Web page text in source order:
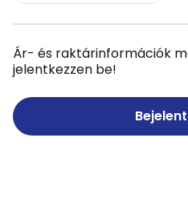
Ár- és raktárinformációk
jelentkezzen be!